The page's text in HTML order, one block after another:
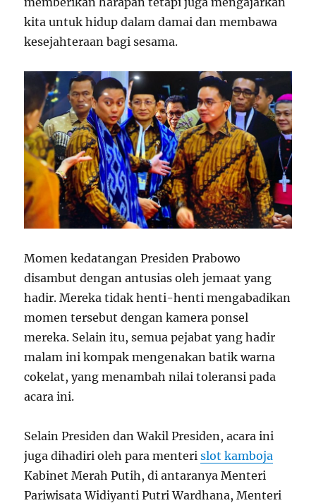
kita untuk hidup dalam damai dan membawa
kesejahteraan bagi sesama.
Momen kedatangan Presiden Prabowo
disambut dengan antusias oleh jemaat yang
hadir. Mereka tidak henti-henti mengabadikan
momen tersebut dengan kamera ponsel
mereka. Selain itu, semua pejabat yang hadir
malam ini kompak mengenakan batik warna
cokelat, yang menambah nilai toleransi pada
acara ini.
Selain Presiden dan Wakil Presiden, acara ini
juga dihadiri oleh para menterislot kamboja
Kabinet Merah Putih, di antaranya Menteri
Pariwisata Widiyanti Putri Wardhana, Menteri